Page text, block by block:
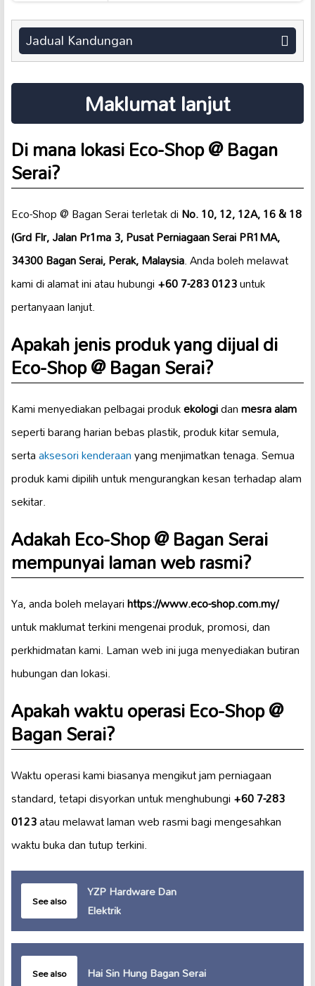
Jadual Kandungan
Maklumat lanjut
Di mana lokasi Eco-Shop @ Bagan
Serai?
Eco-Shop @ Bagan Serai terletak diNo. 10, 12, 12A, 16 & 18
(Grd Flr, Jalan Pr1ma 3, Pusat Perniagaan Serai PR1MA,
34300 Bagan Serai, Perak, Malaysia. Anda boleh melawat
kami di alamat ini atau hubungi+60 7-283 0123untuk
pertanyaan lanjut.
Apakah jenis produk yang dijual di
Eco-Shop @ Bagan Serai?
Kami menyediakan pelbagai produkekologidanmesra alam
seperti barang harian bebas plastik, produk kitar semula,
sertaaksesori kenderaanyang menjimatkan tenaga. Semua
produk kami dipilih untuk mengurangkan kesan terhadap alam
sekitar.
Adakah Eco-Shop @ Bagan Serai
mempunyai laman web rasmi?
Ya, anda boleh melayarihttps://www.eco-shop.com.my/
untuk maklumat terkini mengenai produk, promosi, dan
perkhidmatan kami. Laman web ini juga menyediakan butiran
hubungan dan lokasi.
Apakah waktu operasi Eco-Shop @
Bagan Serai?
Waktu operasi kami biasanya mengikut jam perniagaan
standard, tetapi disyorkan untuk menghubungi+60 7-283
0123atau melawat laman web rasmi bagi mengesahkan
waktu buka dan tutup terkini.
See also
YZP Hardware Dan
Elektrik
See also Hai Sin Hung Bagan Serai